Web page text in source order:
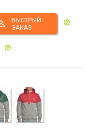
БЫСТРЫЙ
ЗАКАЗ